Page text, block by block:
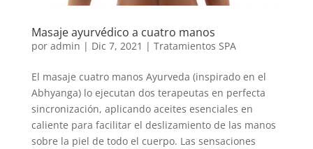
Masaje ayurvédico a cuatro manos
por admin | Dic 7, 2021 | Tratamientos SPA
El masaje cuatro manos Ayurveda (inspirado en el
Abhyanga) lo ejecutan dos terapeutas en perfecta
sincronización, aplicando aceites esenciales en
caliente para facilitar el deslizamiento de las manos
sobre la piel de todo el cuerpo. Las sensaciones